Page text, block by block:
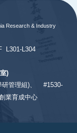
Research & Industry
3F L301-L304
)
管理組)、
#1530-
業育成中心